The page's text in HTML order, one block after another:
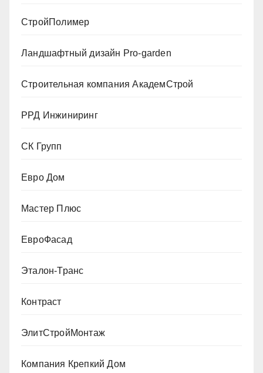
СтройПолимер
Ландшафтный дизайн Pro-garden
Строительная компания АкадемСтрой
РРД Инжиниринг
СК Групп
Евро Дом
Мастер Плюс
ЕвроФасад
Эталон-Транс
Контраст
ЭлитСтройМонтаж
Компания Крепкий Дом